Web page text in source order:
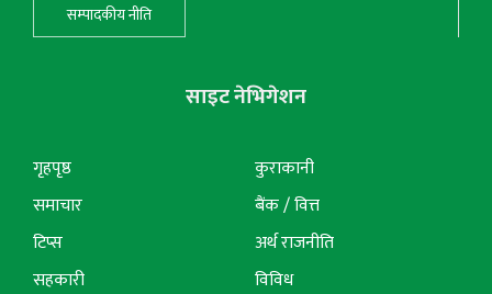
सम्पादकीय नीति
साइट नेभिगेशन
गृहपृष्ठ
समाचार
टिप्स
सहकारी
कुराकानी
बैंक / वित्त
अर्थ राजनीति
विविध